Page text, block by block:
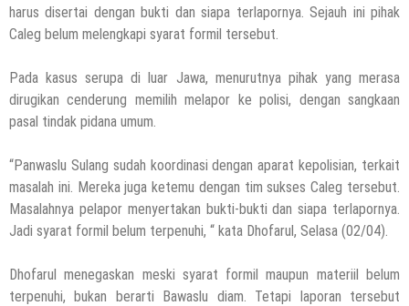
harus disertai dengan bukti dan siapa terlapornya. Sejauh ini pihak
Caleg belum melengkapi syarat formil tersebut.
Pada kasus serupa di luar Jawa, menurutnya pihak yang merasa
dirugikan cenderung memilih melapor ke polisi, dengan sangkaan
pasal tindak pidana umum.
“Panwaslu Sulang sudah koordinasi dengan aparat kepolisian, terkait
masalah ini. Mereka juga ketemu dengan tim sukses Caleg tersebut.
Masalahnya pelapor menyertakan bukti-bukti dan siapa terlapornya.
Jadi syarat formil belum terpenuhi, “ kata Dhofarul, Selasa (02/04).
Dhofarul menegaskan meski syarat formil maupun materiil belum
terpenuhi, bukan berarti Bawaslu diam. Tetapi laporan tersebut